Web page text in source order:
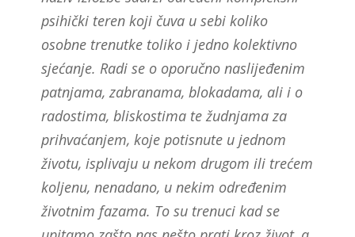
psihički teren koji čuva u sebi koliko
osobne trenutke toliko i jedno kolektivno
sjećanje. Radi se o oporučno naslijeđenim
patnjama, zabranama, blokadama, ali i o
radostima, bliskostima te žudnjama za
prihvaćanjem, koje potisnute u jednom
životu, isplivaju u nekom drugom ili trećem
koljenu, nenadano, u nekim određenim
životnim fazama. To su trenuci kad se